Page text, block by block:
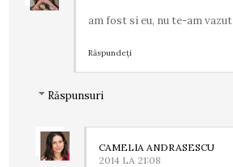
am fost si eu, nu te-am vazut
Răspundeți
Răspunsuri
CAMELIA ANDRASESCU
2014 LA 21:08